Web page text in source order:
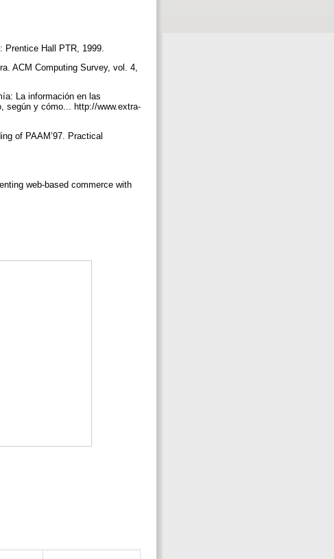
Hall PTR, 1999.
ACM Computing Survey, vol. 4,
La información en las
según y cómo... http://www.extra-
of PAAM’97. Practical
web-based commerce with